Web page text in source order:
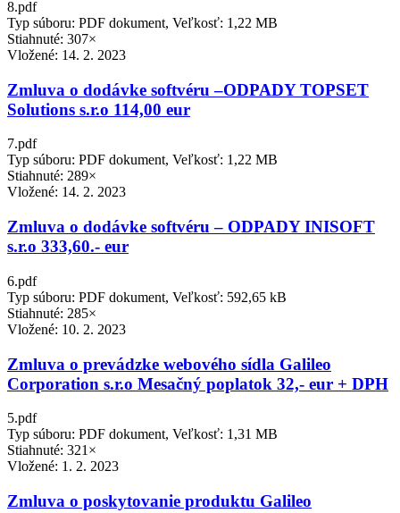
8.pdf
Typ súboru: PDF dokument, Veľkosť: 1,22 MB
Stiahnuté: 307×
Vložené: 14. 2. 2023
Zmluva o dodávke softvéru –ODPADY TOPSET
Solutions s.r.o 114,00 eur
7.pdf
Typ súboru: PDF dokument, Veľkosť: 1,22 MB
Stiahnuté: 289×
Vložené: 14. 2. 2023
Zmluva o dodávke softvéru – ODPADY INISOFT
s.r.o 333,60.- eur
6.pdf
Typ súboru: PDF dokument, Veľkosť: 592,65 kB
Stiahnuté: 285×
Vložené: 10. 2. 2023
Zmluva o prevádzke webového sídla Galileo
Corporation s.r.o Mesačný poplatok 32,- eur + DPH
5.pdf
Typ súboru: PDF dokument, Veľkosť: 1,31 MB
Stiahnuté: 321×
Vložené: 1. 2. 2023
Zmluva o poskytovanie produktu Galileo